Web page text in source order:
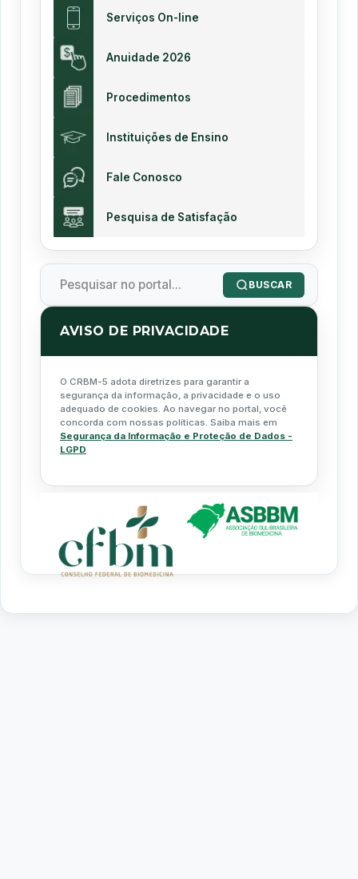
Serviços On-line
Anuidade 2026
Procedimentos
Instituições de Ensino
Fale Conosco
Pesquisa de Satisfação
BUSCAR
AVISO DE PRIVACIDADE
O CRBM-5 adota diretrizes para garantir a
segurança da informação, a privacidade e o uso
adequado de cookies. Ao navegar no portal, você
concorda com nossas políticas. Saiba mais em
Segurança da Informação e Proteção de Dados -
LGPD